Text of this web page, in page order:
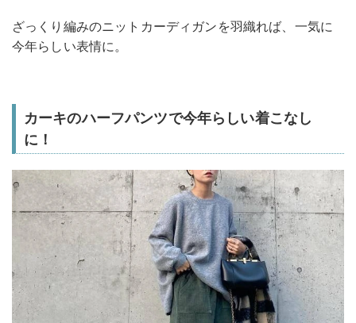
ざっくり編みのニットカーディガンを羽織れば、一気に
今年らしい表情に。
カーキのハーフパンツで今年らしい着こなし
に！